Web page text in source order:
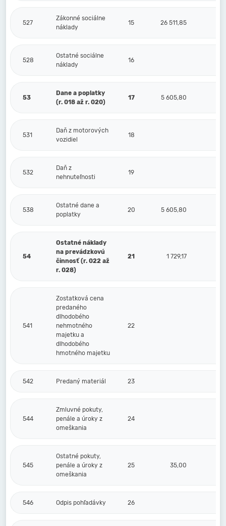
527
Zákonné sociálne
náklady
15 26 511,85
528
Ostatné sociálne
náklady
16
53
Dane a poplatky
(r. 018 až r. 020)
17 5 605,80
531
Daň z motorových
vozidiel
18
532
Daň z
nehnuteľnosti
19
538
Ostatné dane a
poplatky
20 5 605,80
54
Ostatné náklady
na prevádzkovú
činnosť (r. 022 až
r. 028)
21 1 729,17
541
Zostatková cena
predaného
dlhodobého
nehmotného
majetku a
dlhodobého
hmotného majetku
22
542 Predaný materiál 23
544
Zmluvné pokuty,
penále a úroky z
omeškania
24
545
Ostatné pokuty,
penále a úroky z
omeškania
25 35,00
546 Odpis pohľadávky 26